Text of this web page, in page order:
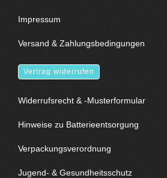
Impressum
Versand & Zahlungsbedingungen
Vertrag widerrufen
Widerrufsrecht & -Musterformular
Hinweise zu Batterieentsorgung
Verpackungsverordnung
Jugend- & Gesundheitsschutz